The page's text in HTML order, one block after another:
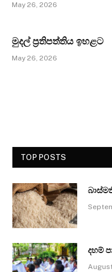
May 26, 2026
මුදල් ප්‍රතිපත්තිය ඉහළට
May 26, 2026
TOP POSTS
දහම්